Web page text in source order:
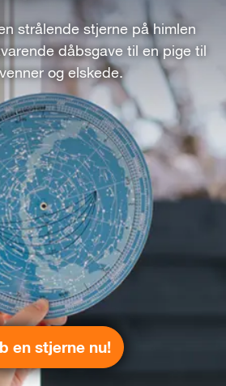
strålende stjerne på himlen
dåbsgave til en pige til
og elskede.
en stjerne nu!